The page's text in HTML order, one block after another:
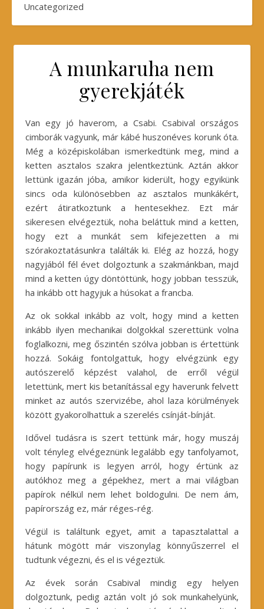
Uncategorized
A munkaruha nem
gyerekjáték
Van egy jó haverom, a Csabi. Csabival országos
cimborák vagyunk, már kábé huszonéves korunk óta.
Még a középiskolában ismerkedtünk meg, mind a
ketten asztalos szakra jelentkeztünk. Aztán akkor
lettünk igazán jóba, amikor kiderült, hogy egyikünk
sincs oda különösebben az asztalos munkákért,
ezért átiratkoztunk a hentesekhez. Ezt már
sikeresen elvégeztük, noha beláttuk mind a ketten,
hogy ezt a munkát sem kifejezetten a mi
szórakoztatásunkra találták ki. Elég az hozzá, hogy
nagyjából fél évet dolgoztunk a szakmánkban, majd
mind a ketten úgy döntöttünk, hogy jobban tesszük,
ha inkább ott hagyjuk a húsokat a francba.
Az ok sokkal inkább az volt, hogy mind a ketten
inkább ilyen mechanikai dolgokkal szerettünk volna
foglalkozni, meg őszintén szólva jobban is értettünk
hozzá. Sokáig fontolgattuk, hogy elvégzünk egy
autószerelő képzést valahol, de erről végül
letettünk, mert kis betanítással egy haverunk felvett
minket az autós szervizébe, ahol laza körülmények
között gyakorolhattuk a szerelés csínját-bínját.
Idővel tudásra is szert tettünk már, hogy muszáj
volt tényleg elvégeznünk legalább egy tanfolyamot,
hogy papírunk is legyen arról, hogy értünk az
autókhoz meg a gépekhez, mert a mai világban
papírok nélkül nem lehet boldogulni. De nem ám,
papírország ez, már réges-rég.
Végül is találtunk egyet, amit a tapasztalattal a
hátunk mögött már viszonylag könnyűszerrel el
tudtunk végezni, és el is végeztük.
Az évek során Csabival mindig egy helyen
dolgoztunk, pedig aztán volt jó sok munkahelyünk,